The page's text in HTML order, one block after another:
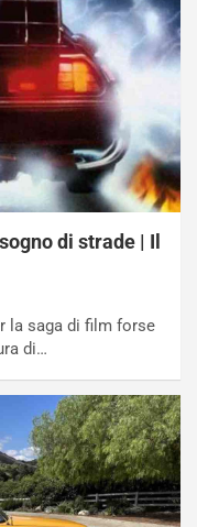
di strade | Il
la saga di film forse
di…